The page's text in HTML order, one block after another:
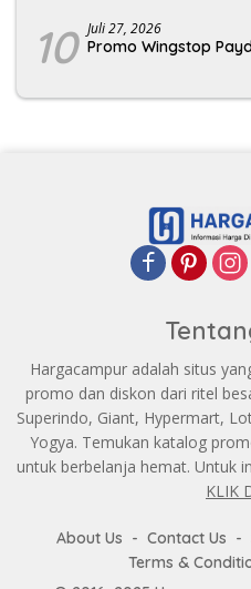
10 Juli 27, 2026
Promo Wingstop
Hargacampur adalah situs
promo dan diskon dari ritel
Superindo, Giant, Hypermart,
Yogya. Temukan katalog
untuk berbelanja hemat. Untuk
KLIK
About Us Contact Us
Terms &